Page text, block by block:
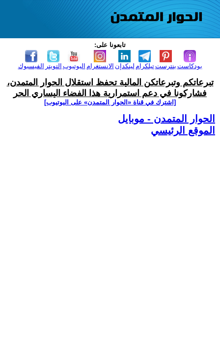
تابعونا على:
الفيسبوك التويتر اليوتيوب الانستغرام لينكدإن تيلكرامبنترست بودكاست
تبرعاتكم وتبرعاتكن المالية تحفظ استقلال الحوار المتمدن،
فشاركونا في دعم استمرارية هذا الفضاء اليساري الحر
[اشترك في قناة ‫«الحوار المتمدن» على اليوتيوب]
الحوار المتمدن - موبايل
الموقع الرئيسي